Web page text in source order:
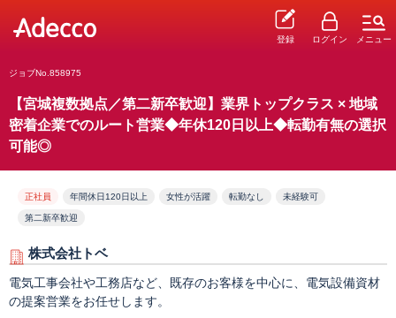
登録 ログイン メニュー
ジョブNo.858975
【宮城複数拠点／第二新卒歓迎】業界トップクラス × 地域
密着企業でのルート営業◆年休120日以上◆転勤有無の選択
可能◎
正社員 年間休日120日以上 女性が活躍 転勤なし 未経験可
第二新卒歓迎
株式会社トベ
電気工事会社や工務店など、既存のお客様を中心に、電気設備資材
の提案営業をお任せします。